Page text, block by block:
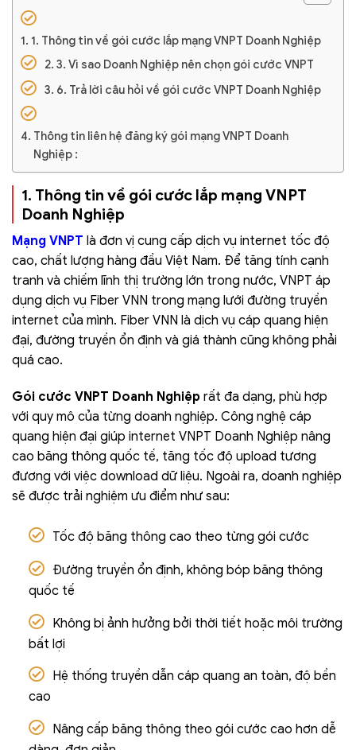
1. Thông tin về gói cước lắp mạng VNPT Doanh Nghiệp
3. Vì sao Doanh Nghiệp nên chọn gói cước VNPT
6. Trả lời câu hỏi về gói cước VNPT Doanh Nghiệp
Thông tin liên hệ đăng ký gói mạng VNPT Doanh
Nghiệp :
1. Thông tin về gói cước lắp mạng VNPT
Doanh Nghiệp
Mạng VNPT là đơn vị cung cấp dịch vụ internet tốc độ
cao, chất lượng hàng đầu Việt Nam. Để tăng tính cạnh
tranh và chiếm lĩnh thị trường lớn trong nước, VNPT áp
dụng dịch vụ Fiber VNN trong mạng lưới đường truyền
internet của mình. Fiber VNN là dịch vụ cáp quang hiện
đại, đường truyền ổn định và giá thành cũng không phải
quá cao.
Gói cước VNPT Doanh Nghiệp rất đa dạng, phù hợp
với quy mô của từng doanh nghiệp. Công nghệ cáp
quang hiện đại giúp internet VNPT Doanh Nghiệp nâng
cao băng thông quốc tế, tăng tốc độ upload tương
đương với việc download dữ liệu. Ngoài ra, doanh nghiệp
sẽ được trải nghiệm ưu điểm như sau:
Tốc độ băng thông cao theo từng gói cước
Đường truyền ổn định, không bóp băng thông
quốc tế
Không bị ảnh hưởng bởi thời tiết hoặc môi trường
bất lợi
Hệ thống truyền dẫn cáp quang an toàn, độ bền
cao
Nâng cấp băng thông theo gói cước cao hơn dễ